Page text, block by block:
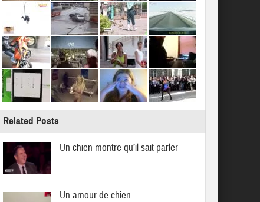
Related Posts
Un chien montre qu’il sait parler
Un amour de chien